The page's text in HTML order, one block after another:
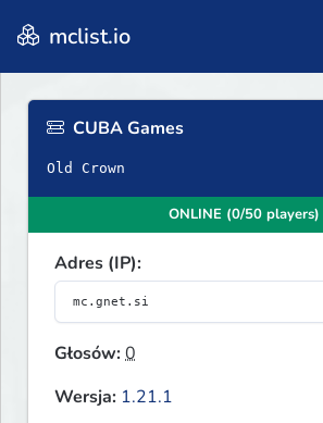
mclist.io
CUBA Games
Old Crown
ONLINE (0/50 players)
Adres (IP):
Głosów:0
Wersja: 1.21.1